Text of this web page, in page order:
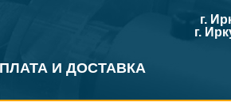
И ДОСТАВКА
г.
г.